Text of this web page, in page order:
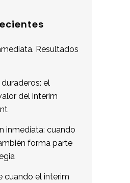
Resultados
el
del interim
inmediata: cuando
forma parte
cuando el interim